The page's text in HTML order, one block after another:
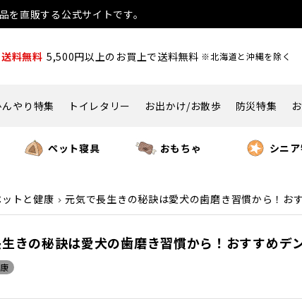
直販する公式サイトです。
送料無料 5,500円以上のお買上で送料無料 ※北海道と沖縄を除く
んやり特集 トイレタリー お出かけ/お散歩 防災特集
ペット寝具 おもちゃ シニ
ットと健康 元気で長生きの秘訣は愛犬の歯磨き習慣から！お
きの秘訣は愛犬の歯磨き習慣から！おすすめデ